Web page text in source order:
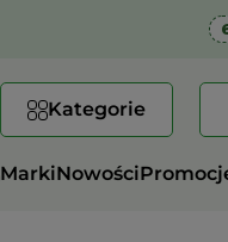
Kategorie
MarkiNowości